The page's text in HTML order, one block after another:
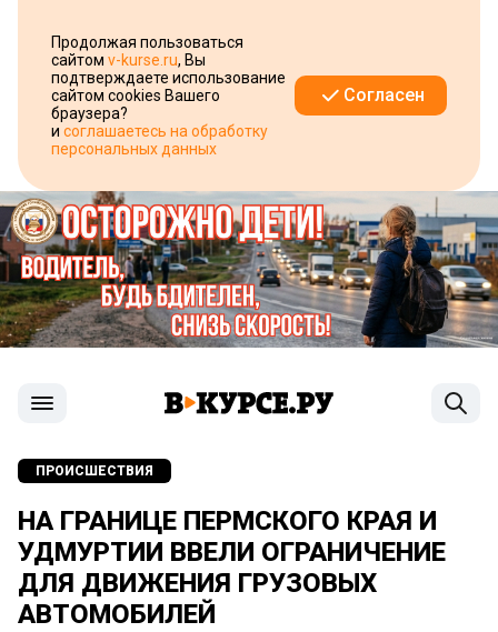
Продолжая пользоваться
сайтом v-kurse.ru, Вы
подтверждаете использование
сайтом cookies Вашего
браузера?
и соглашаетесь на обработку
персональных данных
Согласен
ПРОИСШЕСТВИЯ
НА ГРАНИЦЕ ПЕРМСКОГО КРАЯ И
УДМУРТИИ ВВЕЛИ ОГРАНИЧЕНИЕ
ДЛЯ ДВИЖЕНИЯ ГРУЗОВЫХ
АВТОМОБИЛЕЙ